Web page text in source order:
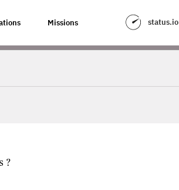
Missions status.io
?